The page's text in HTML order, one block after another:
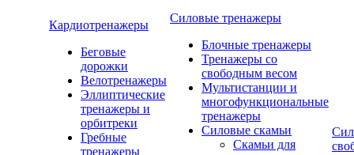
Кардиотренажеры
Беговые
дорожки
Велотренажеры
Эллиптические
тренажеры и
орбитреки
Гребные
тренажеры
Силовые тренажеры
Блочные тренажеры
Тренажеры со
свободным весом
Мультистанции и
многофункциональные
тренажеры
Силовые скамьи
Скамьи для